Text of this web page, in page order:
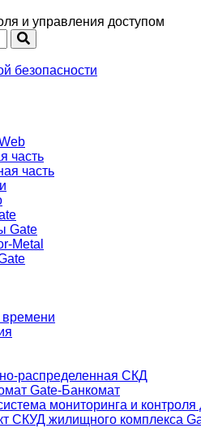
и управления доступом
часть
часть
Gate
Metal
времени
распределенная СКД
Gate-Банкомат
мониторинга и
СКУД жилищного комплекса